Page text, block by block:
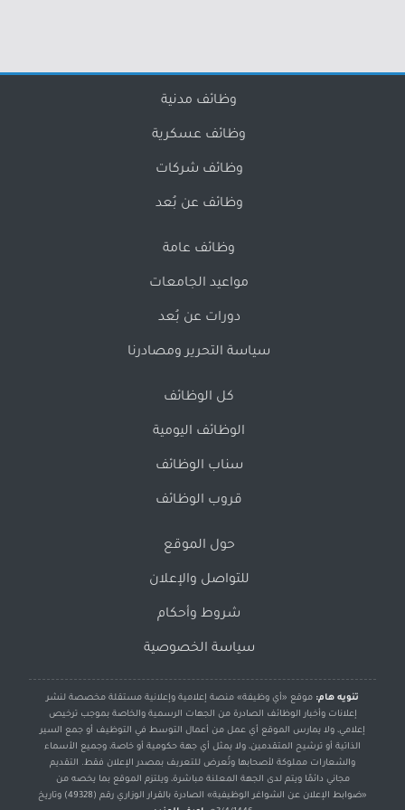
وظائف مدنية
وظائف عسكرية
وظائف شركات
وظائف عن بُعد
وظائف عامة
مواعيد الجامعات
دورات عن بُعد
سياسة التحرير ومصادرنا
كل الوظائف
الوظائف اليومية
سناب الوظائف
قروب الوظائف
حول الموقع
للتواصل والإعلان
شروط وأحكام
سياسة الخصوصية
تنويه هام: موقع «أي وظيفة» منصة إعلامية وإعلانية مستقلة مخصصة لنشر
إعلانات وأخبار الوظائف الصادرة من الجهات الرسمية والخاصة بموجب ترخيص
إعلامي، ولا يمارس الموقع أي عمل من أعمال التوسط في التوظيف أو جمع السير
الذاتية أو ترشيح المتقدمين، ولا يمثل أي جهة حكومية أو خاصة، وجميع الأسماء
والشعارات مملوكة لأصحابها وتُعرض للتعريف بمصدر الإعلان فقط. التقديم
مجاني دائمًا ويتم لدى الجهة المعلنة مباشرة، ويلتزم الموقع بما يخصه من
«ضوابط الإعلان عن الشواغر الوظيفية» الصادرة بالقرار الوزاري رقم (49328) وتاريخ